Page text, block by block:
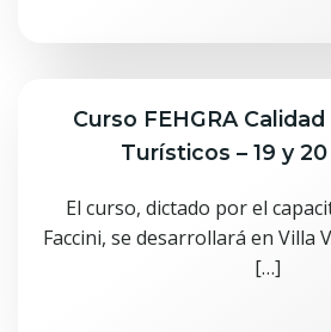
Curso FEHGRA
Turísticos – 19 y
El curso, dictado por el
Faccini, se desarrollará en Villa
[…]